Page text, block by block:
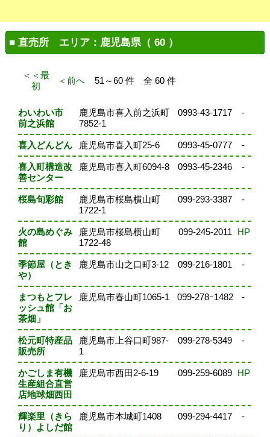
■ 直売所 エリア：鹿児島県（ 60 ）
＜＜最
初
＜前へ 51～60 件 全 60 件
わいわい市
前之浜館
鹿児島市喜入前之浜町
7852-1
0993-43-1717 -
喜入どんどん 鹿児島市喜入町25-6 0993-45-0777 -
喜入町構造改
善センター
鹿児島市喜入町6094-8 0993-45-2346 -
桜島旬彩館
鹿児島市桜島横山町
1722-1
099-293-3387 -
火の島めぐみ
館
鹿児島市桜島横山町
1722-48
099-245-2011 HP
季節屋（とき
や）
鹿児島市山之口町3-12 099-216-1801 -
まつもとフレ
ッシュ館「お
茶畑」
鹿児島市春山町1065-1 099-278ｰ1482 -
松元町特産品
販売所
鹿児島市上谷口町987-
1
099-278-5349 -
かごしま有機
生産組合直営
店地球畑西田
鹿児島市西田2-6-19 099-259-6089 HP
輝楽里（きら
り）よしだ館
鹿児島市本城町1408 099-294-4417 -